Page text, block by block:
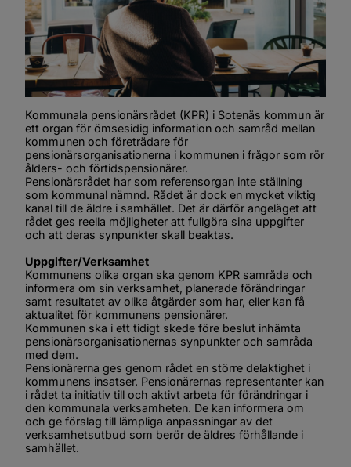
Kommunala pensionärsrådet (KPR) i Sotenäs kommun är
ett organ för ömsesidig information och samråd mellan
kommunen och företrädare för
pensionärsorganisationerna i kommunen i frågor som rör
ålders- och förtidspensionärer.
Pensionärsrådet har som referensorgan inte ställning
som kommunal nämnd. Rådet är dock en mycket viktig
kanal till de äldre i samhället. Det är därför angeläget att
rådet ges reella möjligheter att fullgöra sina uppgifter
och att deras synpunkter skall beaktas.
Uppgifter/Verksamhet
Kommunens olika organ ska genom KPR samråda och
informera om sin verksamhet, planerade förändringar
samt resultatet av olika åtgärder som har, eller kan få
aktualitet för kommunens pensionärer.
Kommunen ska i ett tidigt skede före beslut inhämta
pensionärsorganisationernas synpunkter och samråda
med dem.
Pensionärerna ges genom rådet en större delaktighet i
kommunens insatser. Pensionärernas representanter kan
i rådet ta initiativ till och aktivt arbeta för förändringar i
den kommunala verksamheten. De kan informera om
och ge förslag till lämpliga anpassningar av det
verksamhetsutbud som berör de äldres förhållande i
samhället.